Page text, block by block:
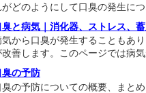
がどのようにして口臭の発生に
臭と病気｜消化器、ストレス、
気から口臭が発生することもあ
改善します。このページでは病
臭の予防
臭の予防についての概要、まと